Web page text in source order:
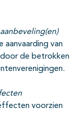
aanvaarding van
de betrokken
voorzien